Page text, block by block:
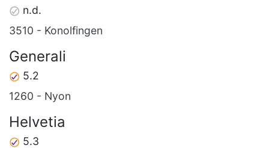
n.d.
3510 - Konolfingen
Generali
5.2
1260 - Nyon
Helvetia
5.3